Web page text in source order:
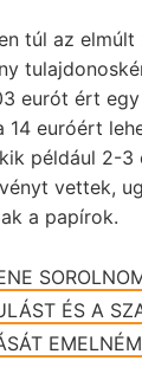
túl az
eurót ért
14 euróért
például 2-
vettek,
a papírok.
ÉS A